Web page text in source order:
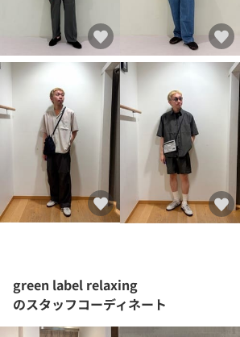
green label relaxing
のスタッフコーディネート